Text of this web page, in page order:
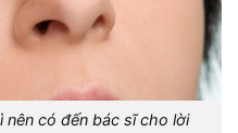
nên có đến bác sĩ cho lời